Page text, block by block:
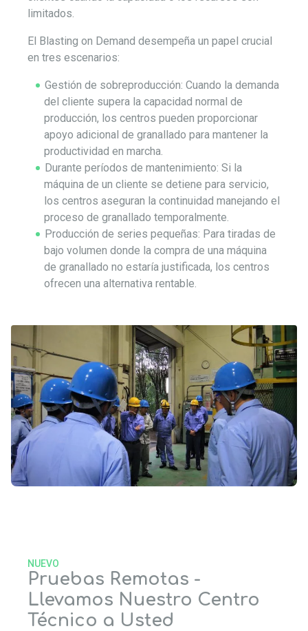
limitados.
El Blasting on Demand desempeña un papel crucial
en tres escenarios:
Gestión de sobreproducción: Cuando la demanda
del cliente supera la capacidad normal de
producción, los centros pueden proporcionar
apoyo adicional de granallado para mantener la
productividad en marcha.
Durante períodos de mantenimiento: Si la
máquina de un cliente se detiene para servicio,
los centros aseguran la continuidad manejando el
proceso de granallado temporalmente.
Producción de series pequeñas: Para tiradas de
bajo volumen donde la compra de una máquina
de granallado no estaría justificada, los centros
ofrecen una alternativa rentable.
Pruebas Remotas -
Llevamos Nuestro Centro
Técnico a Usted
NUEVO